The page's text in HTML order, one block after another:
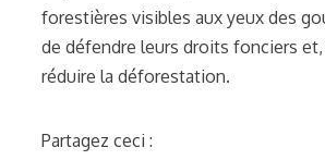
forestières visibles aux yeux des
de défendre leurs droits fonciers
réduire la déforestation.
Partagez ceci :